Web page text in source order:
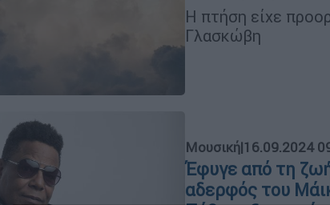
Η πτήση είχε
Γλασκώβη
Μουσική|16.09.2024
Έφυγε από τη
αδερφός του